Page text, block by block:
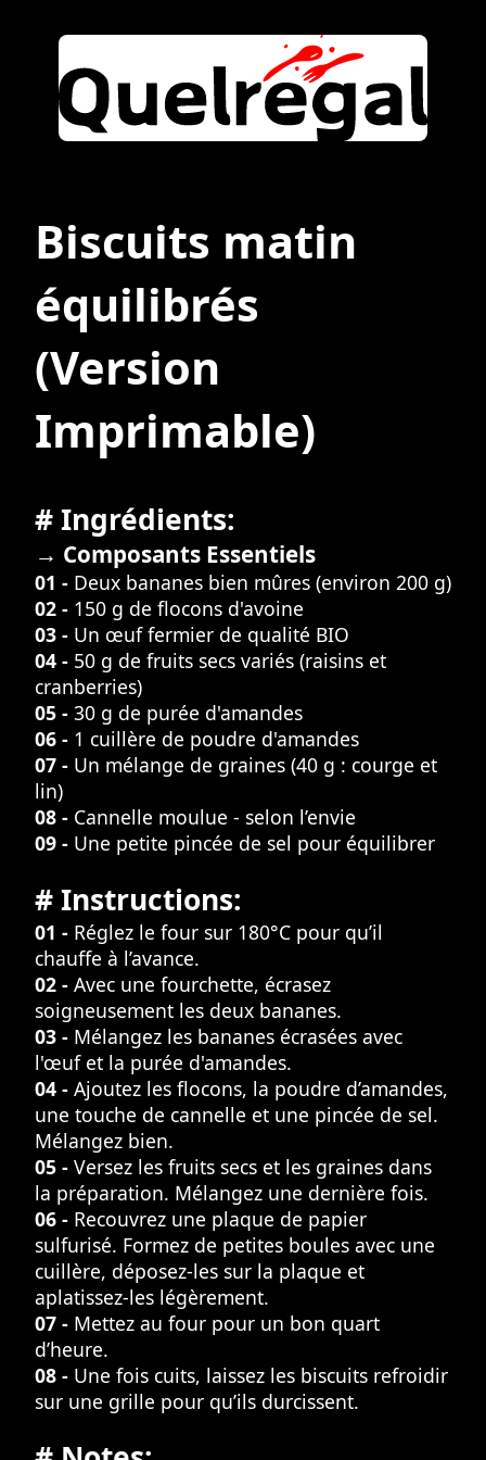
Biscuits matin
équilibrés
(Version
Imprimable)
# Ingrédients:
→ Composants Essentiels
01 - Deux bananes bien mûres (environ 200 g)
02 - 150 g de flocons d'avoine
03 - Un œuf fermier de qualité BIO
04 - 50 g de fruits secs variés (raisins et
cranberries)
05 - 30 g de purée d'amandes
06 - 1 cuillère de poudre d'amandes
07 - Un mélange de graines (40 g : courge et
lin)
08 - Cannelle moulue - selon l’envie
09 - Une petite pincée de sel pour équilibrer
# Instructions:
01 - Réglez le four sur 180°C pour qu’il
chauffe à l’avance.
02 - Avec une fourchette, écrasez
soigneusement les deux bananes.
03 - Mélangez les bananes écrasées avec
l'œuf et la purée d'amandes.
04 - Ajoutez les flocons, la poudre d’amandes,
une touche de cannelle et une pincée de sel.
Mélangez bien.
05 - Versez les fruits secs et les graines dans
la préparation. Mélangez une dernière fois.
06 - Recouvrez une plaque de papier
sulfurisé. Formez de petites boules avec une
cuillère, déposez-les sur la plaque et
aplatissez-les légèrement.
07 - Mettez au four pour un bon quart
d’heure.
08 - Une fois cuits, laissez les biscuits refroidir
sur une grille pour qu’ils durcissent.